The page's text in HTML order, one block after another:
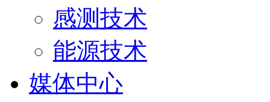
感测技术
能源技术
媒体中心